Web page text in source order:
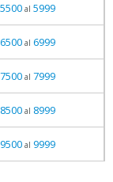
5500al 5999
6500al 6999
7500al 7999
8500al 8999
9500al 9999